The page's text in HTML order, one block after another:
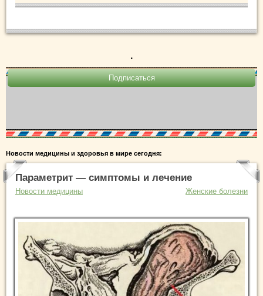
.
Новости медицины и здоровья в мире сегодня:
Параметрит — симптомы и лечение
Новости медицины Женские болезни